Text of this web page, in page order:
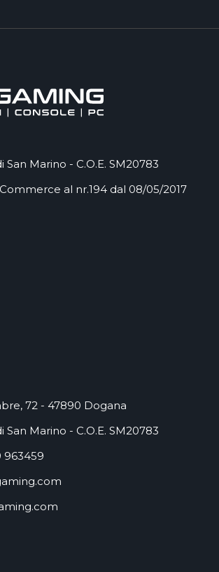
Marino - C.O.E. SM20783
al nr.194 dal 08/05/2017
72 - 47890 Dogana
Marino - C.O.E. SM20783
963459